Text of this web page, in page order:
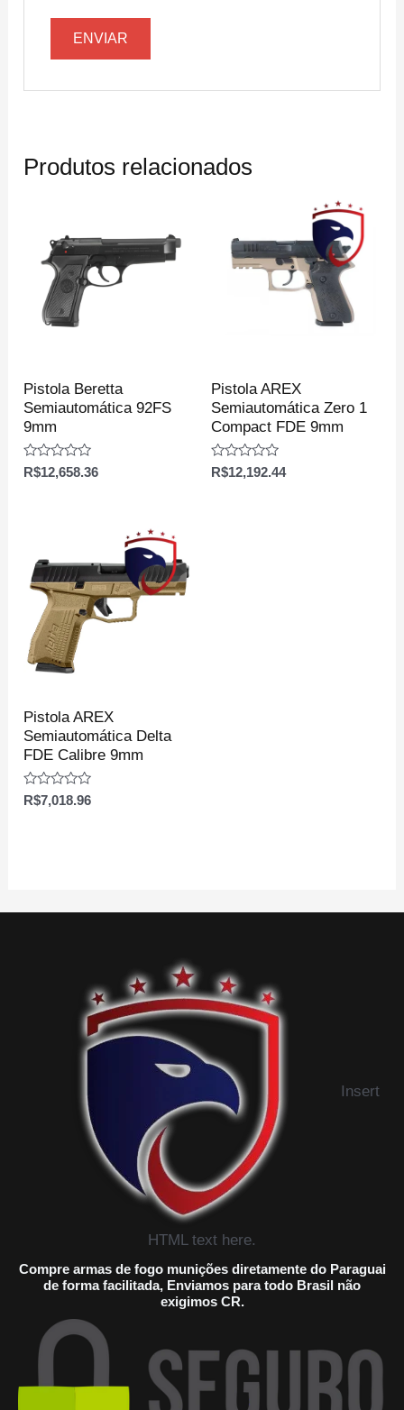
Produtos relacionados
Pistola Beretta
Semiautomática 92FS
9mm
Avaliação
R$12,658.36
Pistola AREX
Semiautomática Zero 1
Compact FDE 9mm
Avaliação
R$12,192.44
Pistola AREX
Semiautomática Delta
FDE Calibre 9mm
Avaliação
R$7,018.96
Insert
HTML text here.
Compre armas de fogo munições diretamente do Paraguai
de forma facilitada, Enviamos para todo Brasil não
exigimos CR.